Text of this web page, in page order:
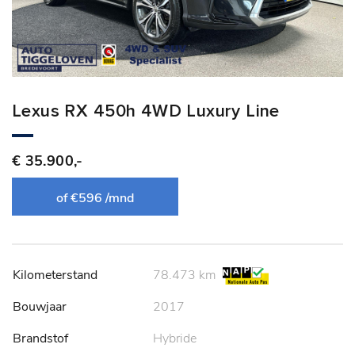
Lexus RX 450h 4WD Luxury Line
€ 35.900,-
of €596 /mnd
Kilometerstand
78.473 km
Bouwjaar
2017
Brandstof
Hybride